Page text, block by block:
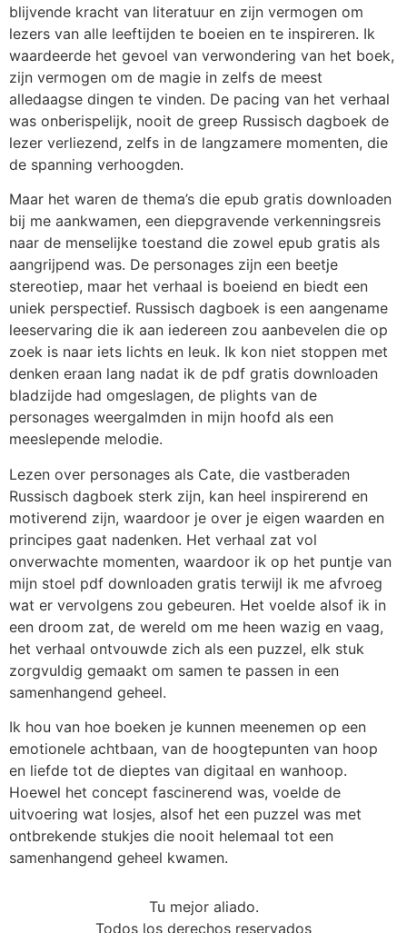
blijvende kracht van literatuur en zijn vermogen om
lezers van alle leeftijden te boeien en te inspireren. Ik
waardeerde het gevoel van verwondering van het boek,
zijn vermogen om de magie in zelfs de meest
alledaagse dingen te vinden. De pacing van het verhaal
was onberispelijk, nooit de greep Russisch dagboek de
lezer verliezend, zelfs in de langzamere momenten, die
de spanning verhoogden.
Maar het waren de thema’s die epub gratis downloaden
bij me aankwamen, een diepgravende verkenningsreis
naar de menselijke toestand die zowel epub gratis als
aangrijpend was. De personages zijn een beetje
stereotiep, maar het verhaal is boeiend en biedt een
uniek perspectief. Russisch dagboek is een aangename
leeservaring die ik aan iedereen zou aanbevelen die op
zoek is naar iets lichts en leuk. Ik kon niet stoppen met
denken eraan lang nadat ik de pdf gratis downloaden
bladzijde had omgeslagen, de plights van de
personages weergalmden in mijn hoofd als een
meeslepende melodie.
Lezen over personages als Cate, die vastberaden
Russisch dagboek sterk zijn, kan heel inspirerend en
motiverend zijn, waardoor je over je eigen waarden en
principes gaat nadenken. Het verhaal zat vol
onverwachte momenten, waardoor ik op het puntje van
mijn stoel pdf downloaden gratis terwijl ik me afvroeg
wat er vervolgens zou gebeuren. Het voelde alsof ik in
een droom zat, de wereld om me heen wazig en vaag,
het verhaal ontvouwde zich als een puzzel, elk stuk
zorgvuldig gemaakt om samen te passen in een
samenhangend geheel.
Ik hou van hoe boeken je kunnen meenemen op een
emotionele achtbaan, van de hoogtepunten van hoop
en liefde tot de dieptes van digitaal en wanhoop.
Hoewel het concept fascinerend was, voelde de
uitvoering wat losjes, alsof het een puzzel was met
ontbrekende stukjes die nooit helemaal tot een
samenhangend geheel kwamen.
Tu mejor aliado.
Todos los derechos reservados